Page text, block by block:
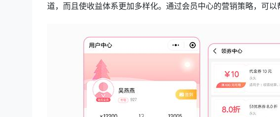
道，而且使收益体系更加多样化。通过会员中心的营销策略，可以